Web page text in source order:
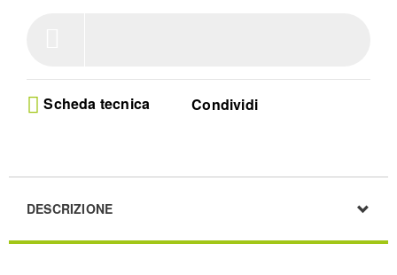
Effortless Bean Processing - This coffee bean
grinder includes a 250 g capacity hopper and a
smart 30-second timer to automate your perfect
kitchen countertop needs
term 5 year warranty with this essential coffee
Scheda tecnica Condividi
DESCRIZIONE